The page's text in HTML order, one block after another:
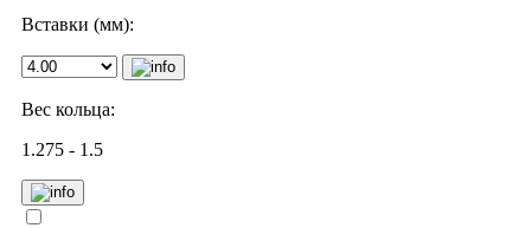
Вставки (мм):
Вес кольца:
1.275 - 1.5